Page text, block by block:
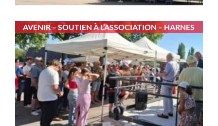
AVENIR – SOUTIEN À L’ASSOCIATION – HARNES